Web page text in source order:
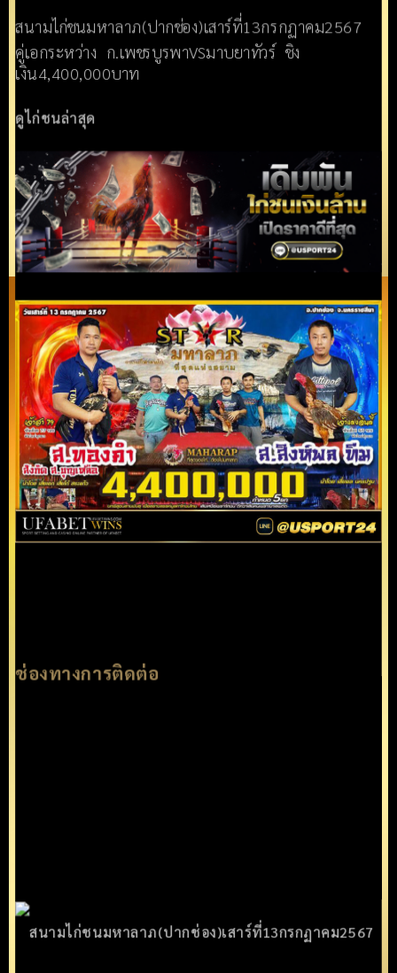
สนามไก่ชนมหาลาภ(ปากช่อง)เสาร์ที่13กรกฏาคม2567
คู่เอกระหว่าง ก.เพชรบูรพาVSมาบยาทัวร์ ชิง
เงิน4,400,000บาท
ดูไก่ชนล่าสุด
ช่องทางการติดต่อ